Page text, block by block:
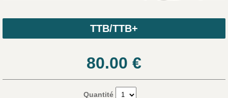
TTB/TTB+
80.00 €
Quantité